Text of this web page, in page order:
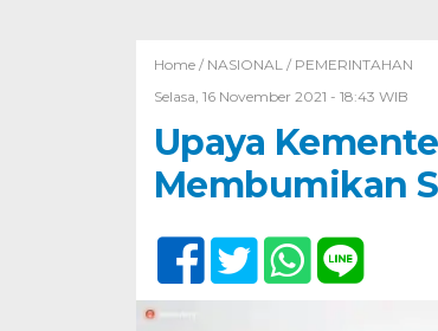
Home / NASIONAL/ PEMERINTAHAN
Selasa, 16 November 2021 - 18:43 WIB
Upaya
Membumikan